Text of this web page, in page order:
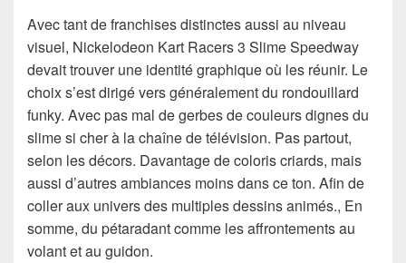
Avec tant de franchises distinctes aussi au niveau
visuel, Nickelodeon Kart Racers 3 Slime Speedway
devait trouver une identité graphique où les réunir. Le
choix s’est dirigé vers généralement du rondouillard
funky. Avec pas mal de gerbes de couleurs dignes du
slime si cher à la chaîne de télévision. Pas partout,
selon les décors. Davantage de coloris criards, mais
aussi d’autres ambiances moins dans ce ton. Afin de
coller aux univers des multiples dessins animés., En
somme, du pétaradant comme les affrontements au
volant et au guidon.